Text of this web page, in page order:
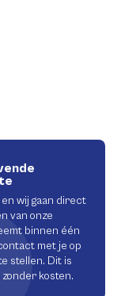
wij gaan direct
van onze
binnen één
met je op
stellen. Dit is
kosten.